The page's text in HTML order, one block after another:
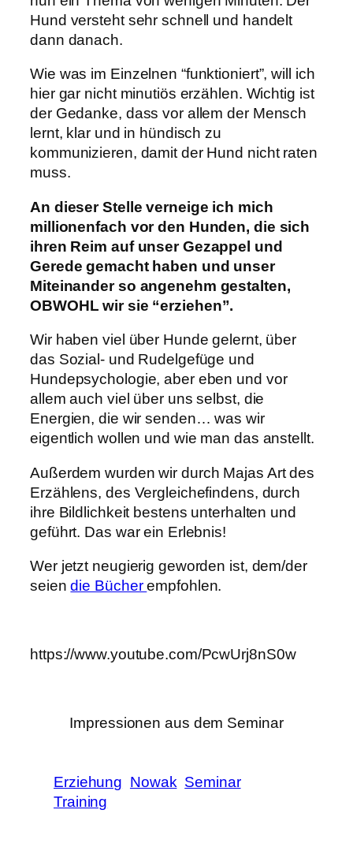
Hund versteht sehr schnell und handelt
dann danach.
Wie was im Einzelnen “funktioniert”, will ich
hier gar nicht minutiös erzählen. Wichtig ist
der Gedanke, dass vor allem der Mensch
lernt, klar und in hündisch zu
kommunizieren, damit der Hund nicht raten
muss.
An dieser Stelle verneige ich mich
millionenfach vor den Hunden, die sich
ihren Reim auf unser Gezappel und
Gerede gemacht haben und unser
Miteinander so angenehm gestalten,
OBWOHL wir sie “erziehen”.
Wir haben viel über Hunde gelernt, über
das Sozial- und Rudelgefüge und
Hundepsychologie, aber eben und vor
allem auch viel über uns selbst, die
Energien, die wir senden… was wir
eigentlich wollen und wie man das anstellt.
Außerdem wurden wir durch Majas Art des
Erzählens, des Vergleichefindens, durch
ihre Bildlichkeit bestens unterhalten und
geführt. Das war ein Erlebnis!
Wer jetzt neugierig geworden ist, dem/der
seiendie Bücherempfohlen.
https://www.youtube.com/PcwUrj8nS0w
Impressionen aus dem Seminar
Erziehung Nowak Seminar
Training